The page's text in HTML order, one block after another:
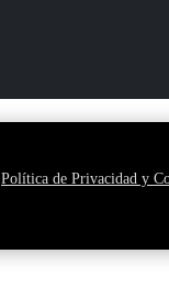
Política de Privacidad y